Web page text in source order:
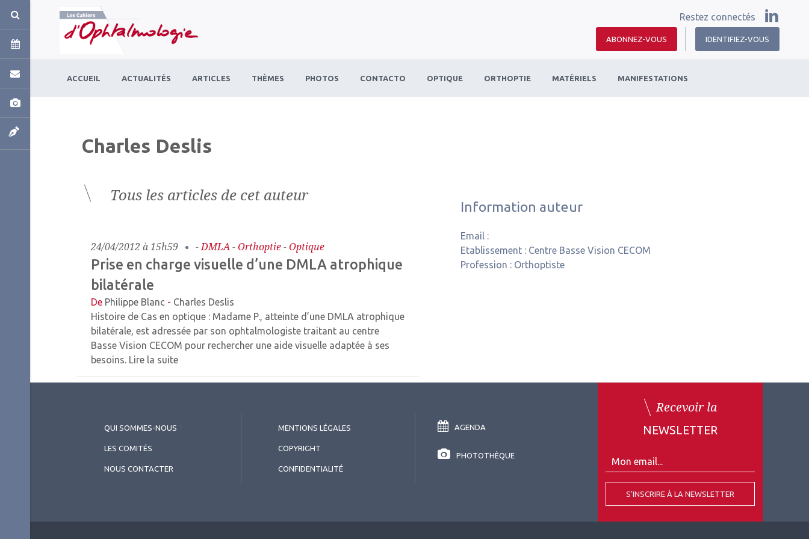
Restez connectés
ABONNEZ-VOUS IDENTIFIEZ-VOUS
ACCUEIL ACTUALITÉS ARTICLES THÈMES PHOTOS CONTACTO OPTIQUE ORTHOPTIE MATÉRIELS MANIFESTATIONS
Charles Deslis
Tous les articles de cet auteur
24/04/2012 à 15h59 -DMLA-Orthoptie-Optique
Prise en charge visuelle d’une DMLA atrophique
bilatérale
De Philippe Blanc - Charles Deslis
Histoire de Cas en optique : Madame P., atteinte d’une DMLA atrophique
bilatérale, est adressée par son ophtalmologiste traitant au centre
Basse Vision CECOM pour rechercher une aide visuelle adaptée à ses
besoins. Lire la suite
Information auteur
Email :
Etablissement :Centre Basse Vision CECOM
Profession :Orthoptiste
QUI SOMMES-NOUS
LES COMITÉS
NOUS CONTACTER
MENTIONS LÉGALES
COPYRIGHT
CONFIDENTIALITÉ
AGENDA
PHOTOTHÈQUE
Recevoir la
NEWSLETTER
S'INSCRIRE À LA NEWSLETTER
Panneau de gestion des cookies